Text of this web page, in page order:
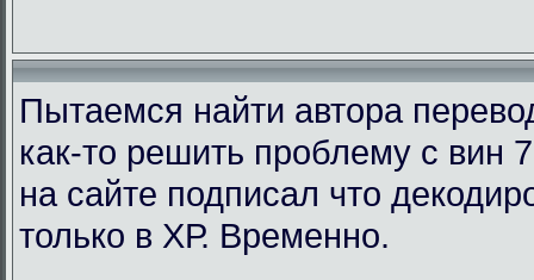
Пытаемся найти автора
как-то решить проблему с вин
на сайте подписал что
только в ХР. Временно.